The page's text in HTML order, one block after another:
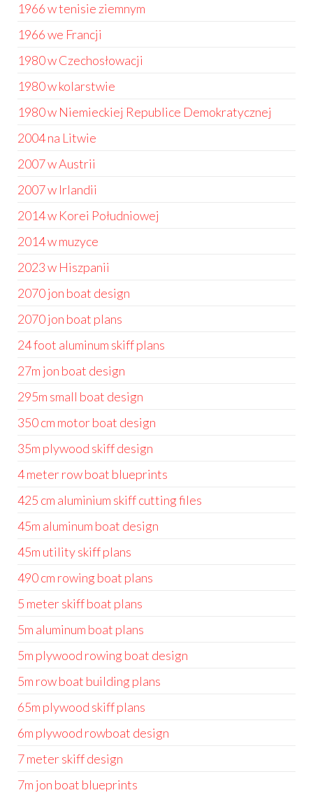
1966 w tenisie ziemnym
1966 we Francji
1980 w Czechosłowacji
1980 w kolarstwie
1980 w Niemieckiej Republice Demokratycznej
2004 na Litwie
2007 w Austrii
2007 w Irlandii
2014 w Korei Południowej
2014 w muzyce
2023 w Hiszpanii
2070 jon boat design
2070 jon boat plans
24 foot aluminum skiff plans
27m jon boat design
295m small boat design
350 cm motor boat design
35m plywood skiff design
4 meter row boat blueprints
425 cm aluminium skiff cutting files
45m aluminum boat design
45m utility skiff plans
490 cm rowing boat plans
5 meter skiff boat plans
5m aluminum boat plans
5m plywood rowing boat design
5m row boat building plans
65m plywood skiff plans
6m plywood rowboat design
7 meter skiff design
7m jon boat blueprints